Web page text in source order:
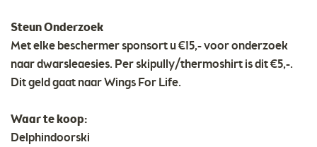
Steun Onderzoek
Met elke beschermer sponsort u €15,- voor onderzoek
naar dwarsleaesies. Per skipully/thermoshirt is dit €5,-.
Dit geld gaat naar Wings For Life.
Waar te koop:
Delphindoorski